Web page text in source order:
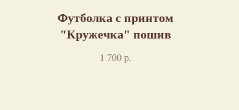
Футболка с принтом
"Кружечка" пошив
1 700 р.